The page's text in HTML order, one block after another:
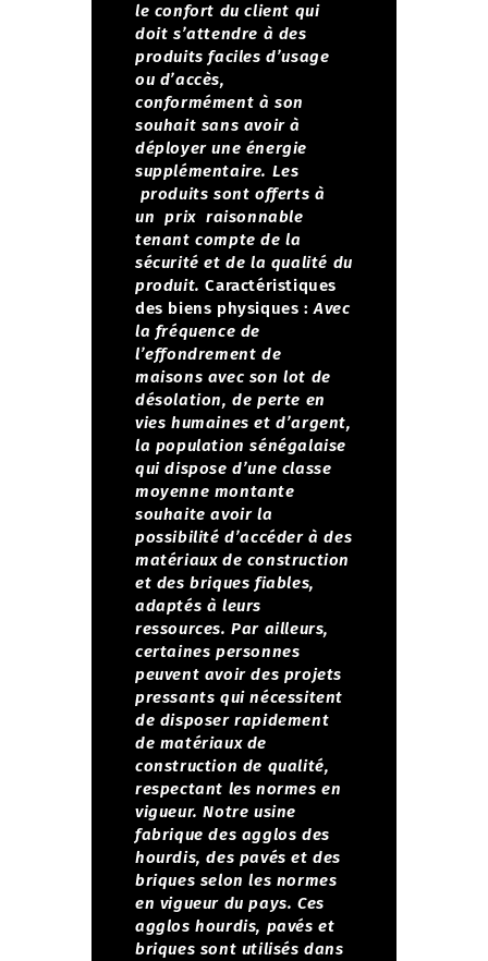
le confort du client qui
doit s’attendre à des
produits faciles d’usage
ou d’accès,
conformément à son
souhait sans avoir à
déployer une énergie
supplémentaire. Les
produits sont offerts à
un prix raisonnable
tenant compte de la
sécurité et de la qualité du
produit. Caractéristiques
des biens physiques : Avec
la fréquence de
l’effondrement de
maisons avec son lot de
désolation, de perte en
vies humaines et d’argent,
la population sénégalaise
qui dispose d’une classe
moyenne montante
souhaite avoir la
possibilité d’accéder à des
matériaux de construction
et des briques fiables,
adaptés à leurs
ressources. Par ailleurs,
certaines personnes
peuvent avoir des projets
pressants qui nécessitent
de disposer rapidement
de matériaux de
construction de qualité,
respectant les normes en
vigueur. Notre usine
fabrique des agglos des
hourdis, des pavés et des
briques selon les normes
en vigueur du pays. Ces
agglos hourdis, pavés et
briques sont utilisés dans